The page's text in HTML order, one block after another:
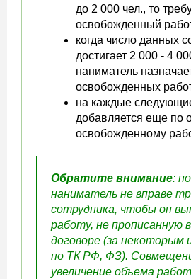
до 2 000 чел., то
освобожденный
когда число данных
достигает 2 000 - 4
наниматель
освобожденных
на каждые
добавляется еще по
освобожденному
Обратите внимание:
наниматель не вправе
сотрудника, чтобы он
работу, не прописанную
договоре (за некоторым
по ТК РФ, ФЗ).
увеличение объема